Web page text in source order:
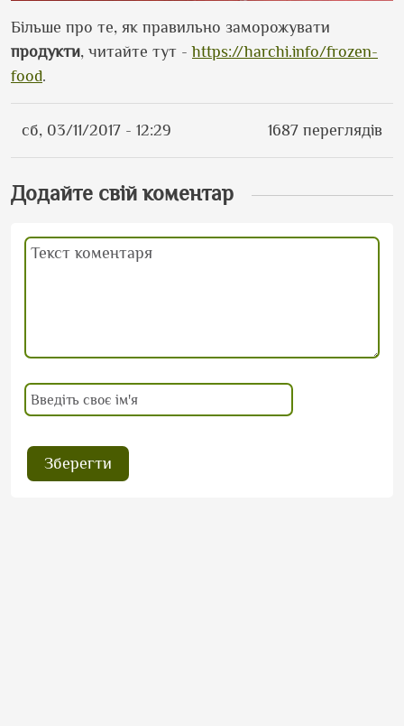
Більше про те, як правильно заморожувати
продукти, читайте тут -https://harchi.info/frozen-
food.
сб, 03/11/2017 - 12:29 1687 переглядів
Додайте свій коментар